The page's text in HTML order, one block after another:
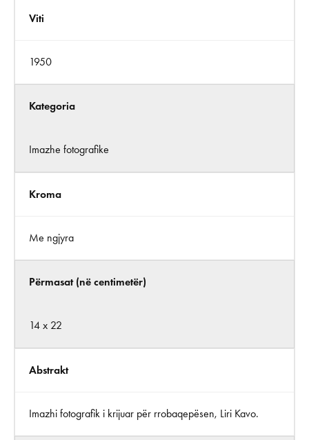
Viti
1950
Kategoria
Imazhe fotografike
Kroma
Me ngjyra
Përmasat (në centimetër)
14 x 22
Abstrakt
Imazhi fotografik i krijuar për rrobaqepësen, Liri Kavo.